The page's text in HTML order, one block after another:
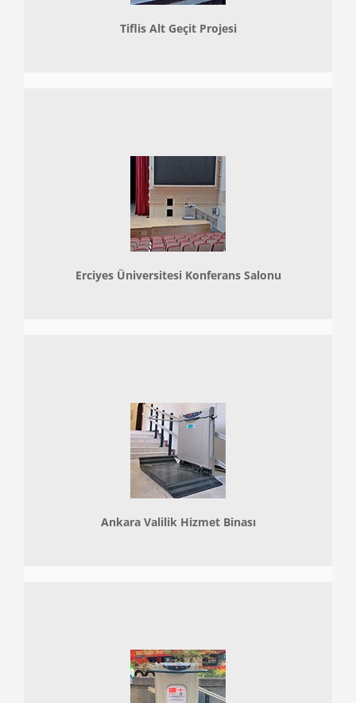
Tiflis Alt Geçit Projesi
Erciyes Üniversitesi Konferans Salonu
Ankara Valilik Hizmet Binası